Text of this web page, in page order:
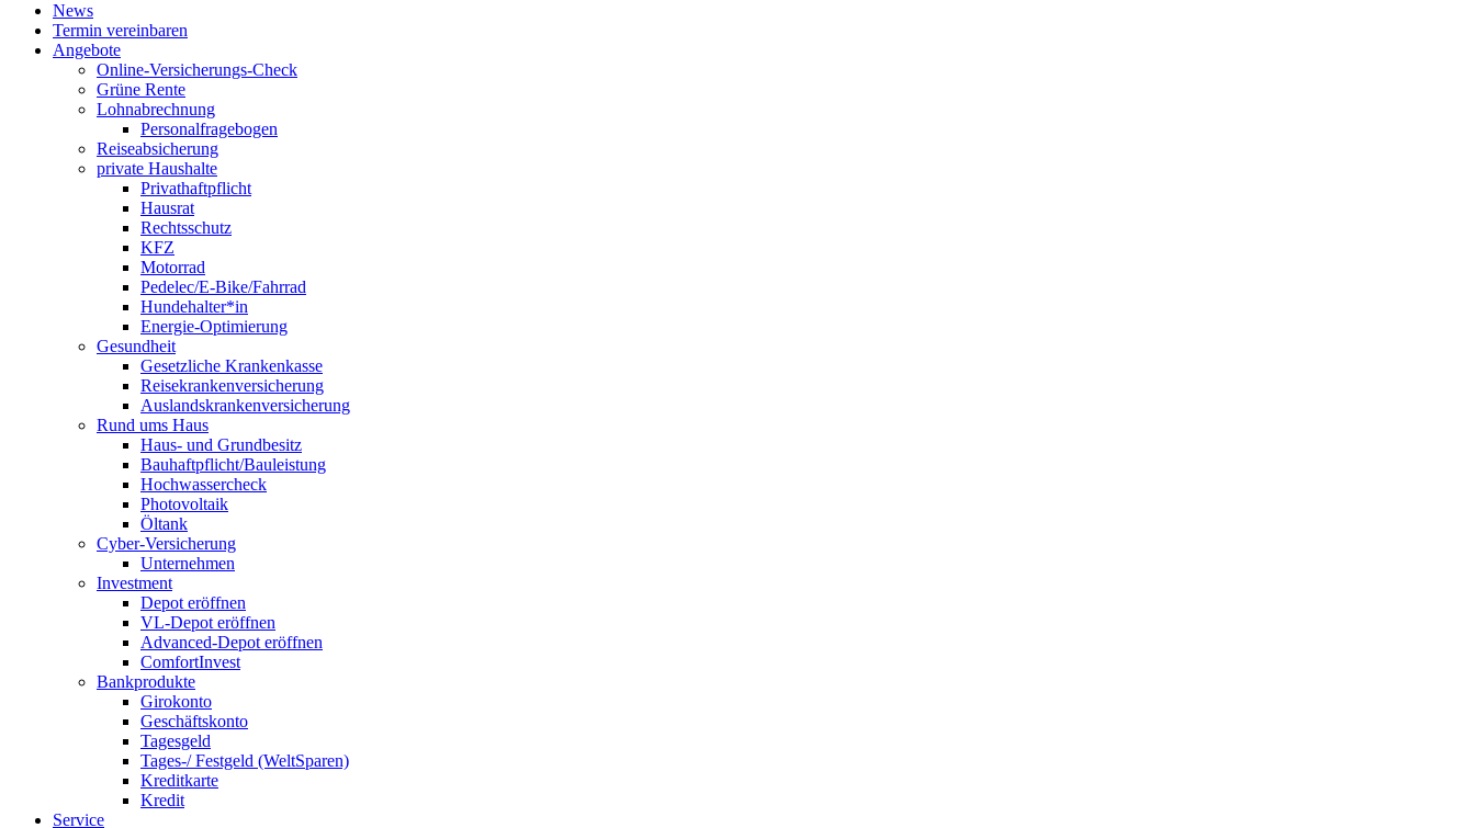
News
Termin vereinbaren
Angebote
Online-Versicherungs-Check
Grüne Rente
Lohnabrechnung
Personalfragebogen
Reiseabsicherung
private Haushalte
Privathaftpflicht
Hausrat
Rechtsschutz
KFZ
Motorrad
Pedelec/E-Bike/Fahrrad
Hundehalter*in
Energie-Optimierung
Gesundheit
Gesetzliche Krankenkasse
Reisekrankenversicherung
Auslandskrankenversicherung
Rund ums Haus
Haus- und Grundbesitz
Bauhaftpflicht/Bauleistung
Hochwassercheck
Photovoltaik
Öltank
Cyber-Versicherung
Unternehmen
Investment
Depot eröffnen
VL-Depot eröffnen
Advanced-Depot eröffnen
ComfortInvest
Bankprodukte
Girokonto
Geschäftskonto
Tagesgeld
Tages-/ Festgeld (WeltSparen)
Kreditkarte
Kredit
Service